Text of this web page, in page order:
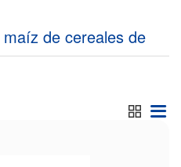
de cereales de